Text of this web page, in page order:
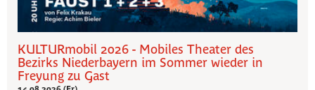
KULTURmobil 2026 - Mobiles Theater des
Bezirks Niederbayern im Sommer wieder in
Freyung zu Gast